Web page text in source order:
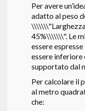
Per avere
adatto al peso
45%\\\\\\\". Le
essere
essere inferiore
supportato dal
Per calcolare il
al metro
che: